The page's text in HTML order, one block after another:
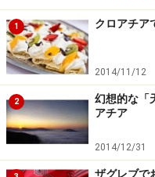
1 クロアチア
2014/11/12
2
幻想的な「
アチア
2014/12/31
ザグレブで